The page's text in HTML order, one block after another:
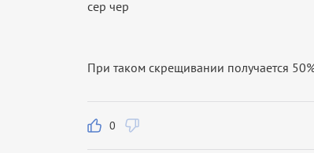
сер чер
При таком скрещивании получается
0